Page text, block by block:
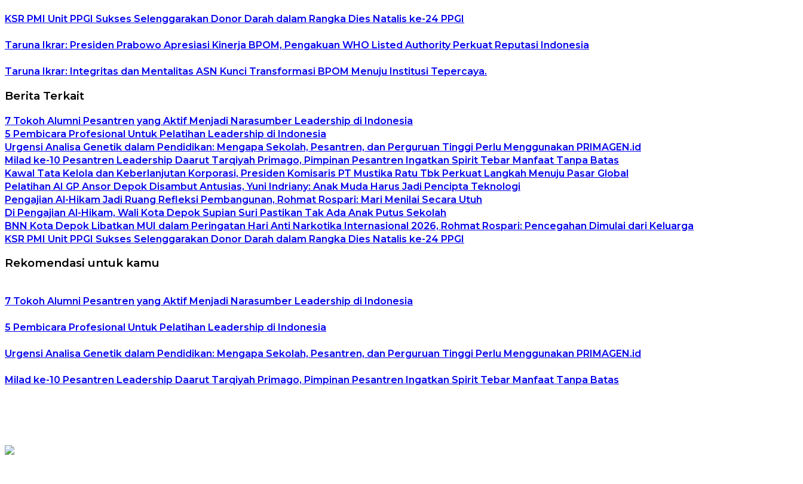
KSR PMI Unit PPGI Sukses Selenggarakan Donor Darah dalam Rangka Dies Natalis ke-24 PPGI
Taruna Ikrar: Presiden Prabowo Apresiasi Kinerja BPOM, Pengakuan WHO Listed Authority Perkuat Reputasi Indonesia
Taruna Ikrar: Integritas dan Mentalitas ASN Kunci Transformasi BPOM Menuju Institusi Tepercaya.
Berita Terkait
7 Tokoh Alumni Pesantren yang Aktif Menjadi Narasumber Leadership di Indonesia
5 Pembicara Profesional Untuk Pelatihan Leadership di Indonesia
Urgensi Analisa Genetik dalam Pendidikan: Mengapa Sekolah, Pesantren, dan Perguruan Tinggi Perlu Menggunakan PRIMAGEN.id
Milad ke-10 Pesantren Leadership Daarut Tarqiyah Primago, Pimpinan Pesantren Ingatkan Spirit Tebar Manfaat Tanpa Batas
Kawal Tata Kelola dan Keberlanjutan Korporasi, Presiden Komisaris PT Mustika Ratu Tbk Perkuat Langkah Menuju Pasar Global
Pelatihan AI GP Ansor Depok Disambut Antusias, Yuni Indriany: Anak Muda Harus Jadi Pencipta Teknologi
Pengajian Al-Hikam Jadi Ruang Refleksi Pembangunan, Rohmat Rospari: Mari Menilai Secara Utuh
Di Pengajian Al-Hikam, Wali Kota Depok Supian Suri Pastikan Tak Ada Anak Putus Sekolah
BNN Kota Depok Libatkan MUI dalam Peringatan Hari Anti Narkotika Internasional 2026, Rohmat Rospari: Pencegahan Dimulai dari Keluarga
KSR PMI Unit PPGI Sukses Selenggarakan Donor Darah dalam Rangka Dies Natalis ke-24 PPGI
Rekomendasi untuk kamu
7 Tokoh Alumni Pesantren yang Aktif Menjadi Narasumber Leadership di Indonesia
5 Pembicara Profesional Untuk Pelatihan Leadership di Indonesia
Urgensi Analisa Genetik dalam Pendidikan: Mengapa Sekolah, Pesantren, dan Perguruan Tinggi Perlu Menggunakan PRIMAGEN.id
Milad ke-10 Pesantren Leadership Daarut Tarqiyah Primago, Pimpinan Pesantren Ingatkan Spirit Tebar Manfaat Tanpa Batas